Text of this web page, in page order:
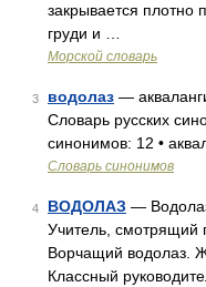
закрывается
груди и …
Морской словарь
3 водолаз —
Словарь русских
синонимов: 12 •
Словарь синонимов
4 ВОДОЛАЗ —
Учитель, смотрящий
Ворчащий водолаз.
Классный